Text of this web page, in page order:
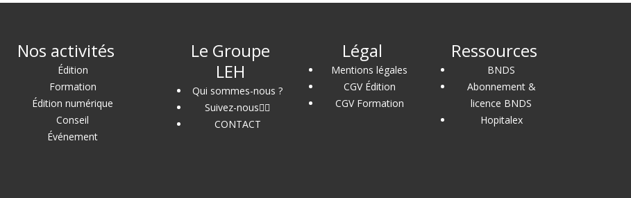
Nos activités
Édition
Formation
Édition numérique
Conseil
Événement
Le Groupe
LEH
Qui sommes-nous ?
Suivez-nous
CONTACT
Légal
Mentions légales
CGV Édition
CGV Formation
Ressources
BNDS
Abonnement &
licence BNDS
Hopitalex